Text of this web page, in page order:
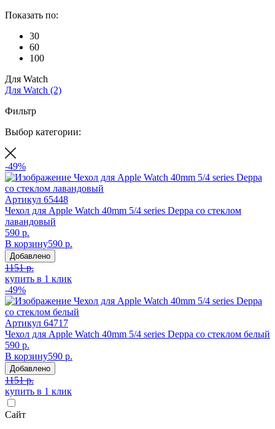
Показать по:
30
60
100
Для Watch
Для Watch (2)
Фильтр
Выбор категории:
-49%
Артикул 65448
Чехол для Apple Watch 40mm 5/4 series Deppa со стеклом
лавандовый
590 р.
В корзину590 р.
Добавлено
1151 р.
купить в 1 клик
-49%
Артикул 64717
Чехол для Apple Watch 40mm 5/4 series Deppa со стеклом белый
590 р.
В корзину590 р.
Добавлено
1151 р.
купить в 1 клик
Сайт